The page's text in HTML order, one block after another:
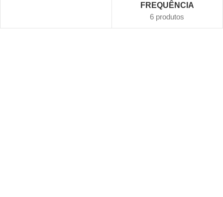
FREQUÊNCIA
6 produtos